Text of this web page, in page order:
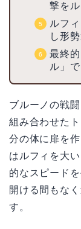
撃を
ルフ
し形
最終
ル」
ブルーノの戦
組み合わせた
分の体に扉を
はルフィを大
的なスピード
開ける間もな
す。